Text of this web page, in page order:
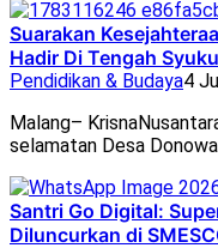
Suarakan
Hadir Di Tengah
Pendidikan & Budaya4
Malang–
selamatan Desa
Santri Go Digital:
Diluncurkan di